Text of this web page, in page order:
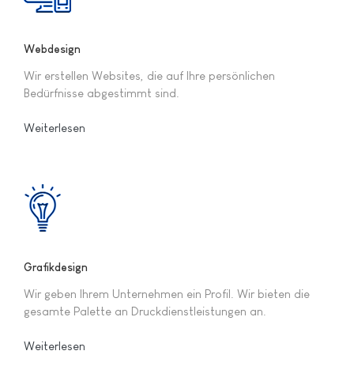
Webdesign
Wir erstellen Websites, die auf Ihre persönlichen
Bedürfnisse abgestimmt sind.
Weiterlesen
Grafikdesign
Wir geben Ihrem Unternehmen ein Profil. Wir bieten die
gesamte Palette an Druckdienstleistungen an.
Weiterlesen